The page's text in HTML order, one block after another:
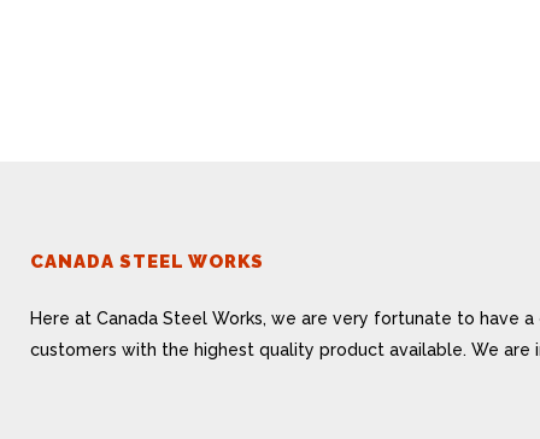
CANADA STEEL WORKS
Here at Canada Steel Works, we are very fortunate to
customers with the highest quality product available. We are